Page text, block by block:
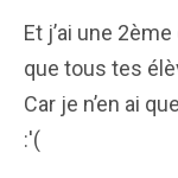
Et j’ai une
que tous tes
Car je n’en ai
:'(